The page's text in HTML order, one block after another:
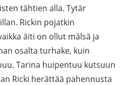
tähtien alla. Tytär
Rickin pojatkin
äiti on ollut mälsä ja
osalta turhake, kuin
Tarina huipentuu kutsuun
Ricki herättää pahennusta